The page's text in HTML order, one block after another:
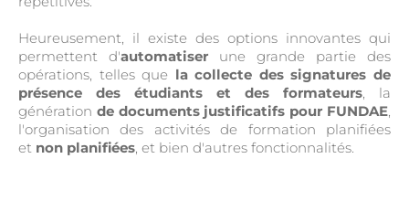
Heureusement, il existe des options innovantes qui
permettent d'automatiser une grande partie des
opérations, telles que la collecte des signatures de
présence des étudiants et des formateurs, la
génération de documents justificatifs pour FUNDAE,
l'organisation des activités de formation planifiées
et non planifiées, et bien d'autres fonctionnalités.